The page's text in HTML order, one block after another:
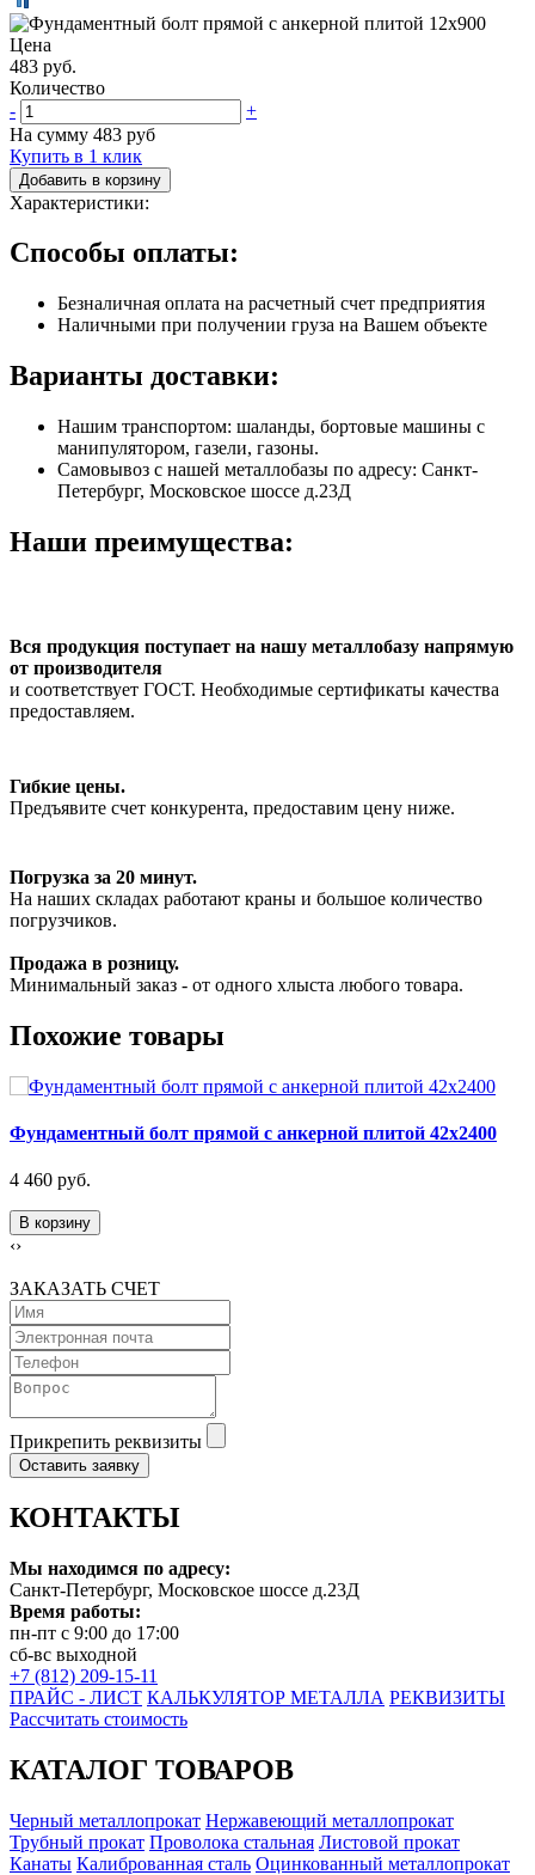
Цена
483 руб.
Количество
-
+
На сумму 483 руб
Купить в 1 клик
Добавить в корзину
Характеристики:
Способы оплаты:
Безналичная оплата на расчетный счет предприятия
Наличными при получении груза на Вашем объекте
Варианты доставки:
Нашим транспортом: шаланды, бортовые машины с
манипулятором, газели, газоны.
Самовывоз с нашей металлобазы по адресу: Санкт-
Петербург, Московское шоссе д.23Д
Наши преимущества:
Вся продукция поступает на нашу металлобазу напрямую
от производителя
и соответствует ГОСТ. Необходимые сертификаты качества
предоставляем.
Гибкие цены.
Предъявите счет конкурента, предоставим цену ниже.
Погрузка за 20 минут.
На наших складах работают краны и большое количество
погрузчиков.
Продажа в розницу.
Минимальный заказ - от одного хлыста любого товара.
Похожие товары
Фундаментный болт прямой с анкерной плитой 42х2400
4 460 руб.
В корзину
‹›
ЗАКАЗАТЬ СЧЕТ
Прикрепить реквизиты
Оставить заявку
КОНТАКТЫ
Мы находимся по адресу:
Санкт-Петербург, Московское шоссе д.23Д
Время работы:
пн-пт с 9:00 до 17:00
сб-вс выходной
+7 (812) 209-15-11
ПРАЙС - ЛИСТ КАЛЬКУЛЯТОР МЕТАЛЛА РЕКВИЗИТЫ
Рассчитать стоимость
КАТАЛОГ ТОВАРОВ
Черный металлопрокат Нержавеющий металлопрокат
Трубный прокат Проволока стальная Листовой прокат
Канаты Калиброванная сталь Оцинкованный металлопрокат